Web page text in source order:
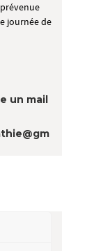
journée de
un mail